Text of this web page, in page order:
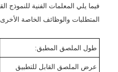
فيما يلي المعلمات الفنية
المتطلبات والوظائف الخاصة الأخرى
طول الملصق المطبق:
عرض الملصق القابل للتطبيق